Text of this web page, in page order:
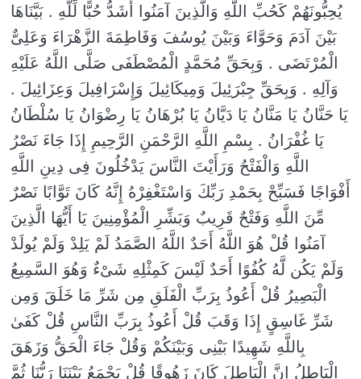
يُحِبُّونَهُمْ كَحُبِّ اللَّهِ وَالَّذِينَ آمَنُوا أَشَدُّ حُبًّا لِّلَّهِ . بَیَّنَاهَا
بَیْنَ آدَمَ وَحَوَّاءَ وَبَیْنَ یُوسُفَ وَفَاطِمَةَ الزَّهْرَاءَ وَعَلِیٌّ
الْمُرْتَضَى . وَبِحَقِّ مُحَمَّدٍ الْمُصْطَفَى صَلَّى اللَّهُ عَلَیْهِ
وَآلِهِ . وَبِحَقِّ جِبْرَئِیلَ وَمِیکَائِیلَ وَإِسْرَافِیلَ وَعِزَائِیلَ .
یَا حَنَّانُ یَا مَنَّانُ یَا دَیَّانُ یَا بُرْهَانُ یَا رِضْوَانُ یَا سُلْطَانُ
یَا غُفْرَانُ . بِسْمِ اللَّهِ الرَّحْمَنِ الرَّحِیمِ إِذَا جَاءَ نَصْرُ
اللَّهِ وَالْفَتْحُ وَرَأَیْتَ النَّاسَ یَدْخُلُونَ فِی دِینِ اللَّهِ
أَفْوَاجًا فَسَبِّحْ بِحَمْدِ رَبِّكَ وَاسْتَغْفِرْهُ إِنَّهُ كَانَ تَوَّابًا نَصْرٌ
مِّنَ اللَّهِ وَفَتْحٌ قَرِیبٌ وَبَشِّرِ الْمُؤْمِنِینَ یَا أَیُّهَا الَّذِینَ
آمَنُوا قُلْ هُوَ اللَّهُ أَحَدٌ اللَّهُ الصَّمَدُ لَمْ یَلِدْ وَلَمْ یُولَدْ
وَلَمْ یَكُن لَّهُ كُفُوًا أَحَدٌ لَیْسَ كَمِثْلِهِ شَیْءٌ وَهُوَ السَّمِیعُ
الْبَصِیرُ قُلْ أَعُوذُ بِرَبِّ الْفَلَقِ مِن شَرِّ مَا خَلَقَ وَمِن
شَرِّ غَاسِقٍ إِذَا وَقَبَ قُلْ أَعُوذُ بِرَبِّ النَّاسِ قُلْ كَفَىٰ
بِاللَّهِ شَهِیدًا بَیْنِی وَبَیْنَكُمْ وَقُلْ جَاءَ الْحَقُّ وَزَهَقَ
الْبَاطِلُ إِنَّ الْبَاطِلَ كَانَ زَهُوقًا قُلْ یَجْمَعُ بَیْنَنَا رَبُّنَا ثُمَّ